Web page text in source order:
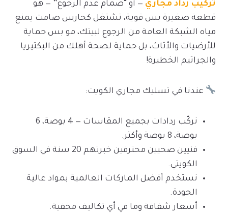
تركيب رداد مجاري — أو “صمام عدم الرجوع” — هو
قطعة صغيرة بس قوية، تشتغل كحارس صامت يمنع
مياه الشبكة العامة من الرجوع لبيتك، مو بس حماية
للأرضيات والأثاث، بل حماية لصحة أهلك من البكتيريا
والجراثيم الخطيرة!
عندنا في تسليك مجاري الكويت:
نركّب ردادات بجميع المقاسات — 4 بوصة، 6
بوصة، 8 بوصة وأكثر.
فنيين صحيين محترفين خبرتهم 20 سنة في السوق
الكويتي.
نستخدم أفضل الماركات العالمية بمواد عالية
الجودة.
أسعار شفافة وما في أي تكاليف مخفية.